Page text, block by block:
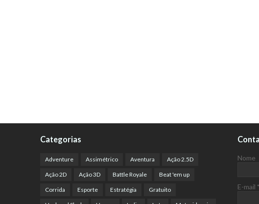
Categorias
Adventure Assimétrico Aventura Ação 2.5D
Ação 2D Ação 3D Battle Royale Beat 'em up
Corrida Esporte Estratégia Gratuito
Nome
E-mail *